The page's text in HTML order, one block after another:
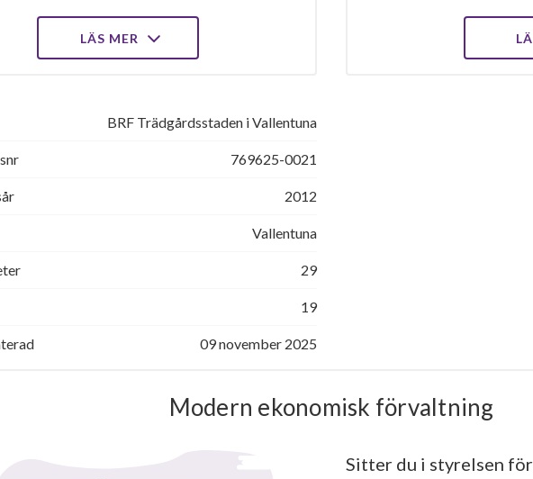
LÄS MER
BRF Trädgårdsstaden i Vallentuna
769625-0021
2012
Vallentuna
29
19
09 november 2025
Modern ekonomisk förvaltning
Sitter du i styrelsen